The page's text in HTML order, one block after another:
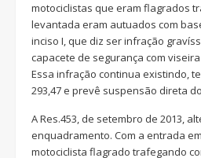
motociclistas que eram flagrados
levantada eram autuados com
inciso I, que diz ser infração
capacete de segurança com
Essa infração continua existindo,
293,47 e prevê suspensão direta
A Res.453, de setembro de 2013,
enquadramento. Com a entrada
motociclista flagrado trafegando